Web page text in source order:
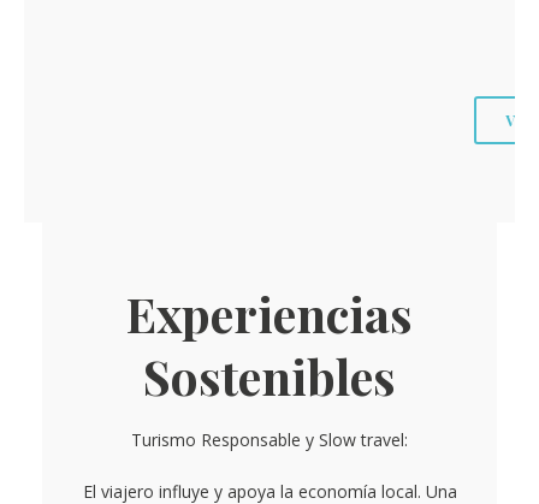
Experiencias
Sostenibles
Turismo Responsable y Slow travel:
El viajero influye y apoya la economía local. Una